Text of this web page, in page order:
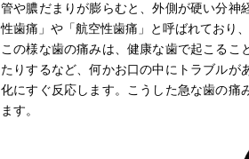
管や膿だまりが膨らむと、外側が硬い分神
性歯痛」や「航空性歯痛」と呼ばれており
この様な歯の痛みは、健康な歯で起こる
たりするなど、何かお口の中にトラブル
化にすぐ反応します。こうした急な歯の痛
ます。